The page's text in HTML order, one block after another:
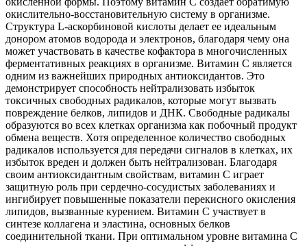
окислительно-восстановительную систему в организме.
Структура L-аскорбиновой кислоты делает ее идеальным
донором атомов водорода и электронов, благодаря чему она
может участвовать в качестве кофактора в многочисленных
ферментативных реакциях в организме. Витамин С является
одним из важнейших природных антиоксидантов. Это
демонстрирует способность нейтрализовать избыток
токсичных свободных радикалов, которые могут вызвать
повреждение белков, липидов и ДНК. Свободные радикалы
образуются во всех клетках организма как побочный продукт
обмена веществ. Хотя определенное количество свободных
радикалов используется для передачи сигналов в клетках, их
избыток вреден и должен быть нейтрализован. Благодаря
своим антиоксидантным свойствам, витамин С играет
защитную роль при сердечно-сосудистых заболеваниях и
ингибирует повышенные показатели перекисного окисления
липидов, вызванные курением. Витамин С участвует в
синтезе коллагена и эластина, основных белков
соединительной ткани. При оптимальном уровне витамина С